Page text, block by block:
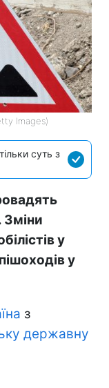
Images)
суть з
у
у
з
державну